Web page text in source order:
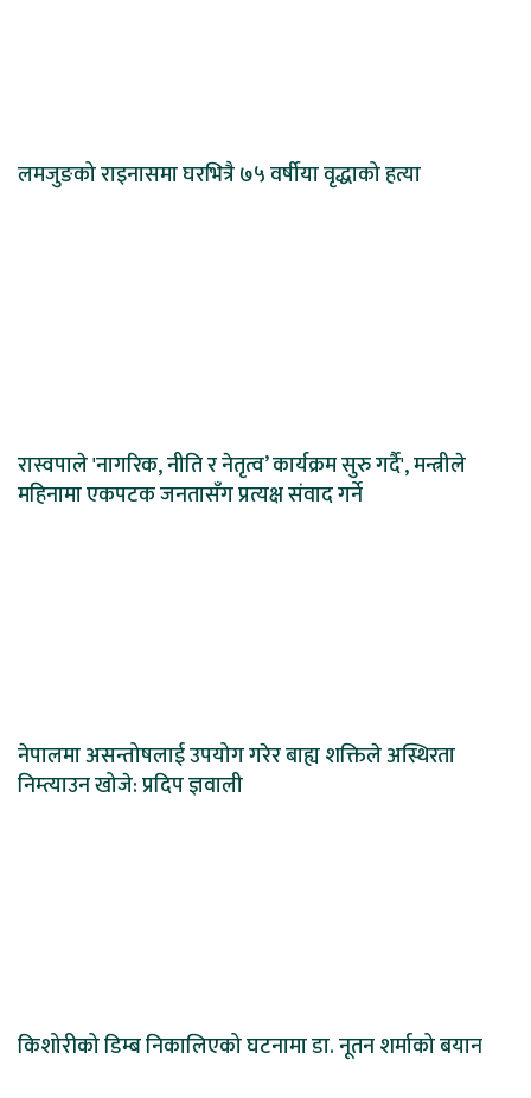
लमजुङको राइनासमा घरभित्रै ७५ वर्षीया वृद्धाको हत्या
रास्वपाले 'नागरिक, नीति र नेतृत्व’ कार्यक्रम सुरु गर्दै', मन्त्रीले
महिनामा एकपटक जनतासँग प्रत्यक्ष संवाद गर्ने
नेपालमा असन्तोषलाई उपयोग गरेर बाह्य शक्तिले अस्थिरता
निम्त्याउन खोजे: प्रदिप ज्ञवाली
किशोरीको डिम्ब निकालिएको घटनामा डा. नूतन शर्माको बयान